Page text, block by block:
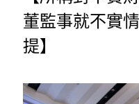
董監事就不實
提】